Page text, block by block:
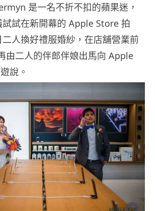
是一名不折不扣的蘋果迷，
試試在新開幕的 Apple Store 拍
人換好禮服婚紗，在店舖營業前
由二人的伴郎伴娘出馬向 Apple
說。